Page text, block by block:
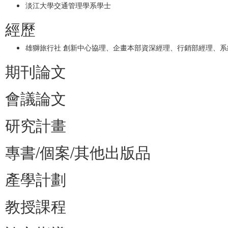
淡江大學交通管理學系學士
經歷
雄獅旅行社 創新中心協理、企畫本部資深經理、行銷部經理、
期刊論文
會議論文
研究計畫
專書/個案/其他出版品
產學計劃
教授課程